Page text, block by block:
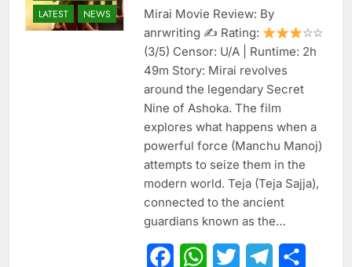
LATEST
NEWS
Mirai Movie Review: By
anrwriting ✍ Rating:
☆☆
(3/5) Censor: U/A | Runtime: 2h
49m Story: Mirai revolves
around the legendary Secret
Nine of Ashoka. The film
explores what happens when a
powerful force (Manchu Manoj)
attempts to seize them in the
modern world. Teja (Teja Sajja),
connected to the ancient
guardians known as the…
FacebookWhatsApp
Twitter Telegram